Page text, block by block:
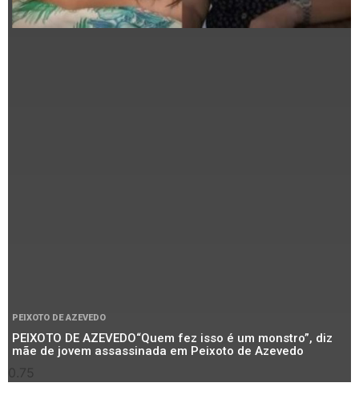
PEIXOTO DE AZEVEDO
PEIXOTO DE AZEVEDO“Quem fez isso é um monstro”, diz
mãe de jovem assassinada em Peixoto de Azevedo